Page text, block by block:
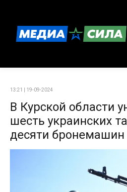
13:21 | 19-09-2024
В Курской области
шесть украинских
десяти бронемашин